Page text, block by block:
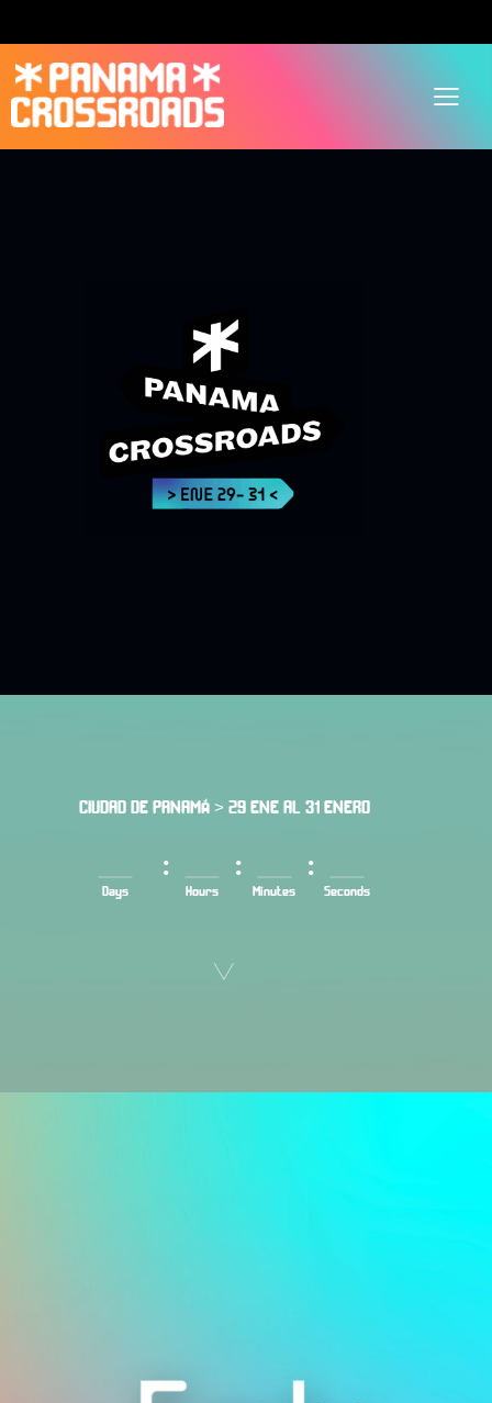
CIUDAD DE PANAMÁ > 29 ENE AL 31 ENERO
Days
:
Hours
:
Minutes
:
Seconds